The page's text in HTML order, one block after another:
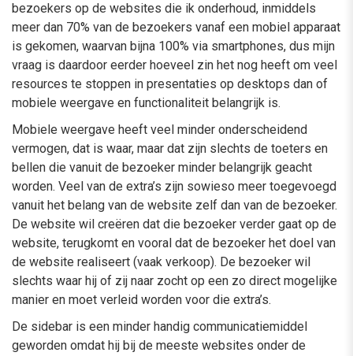
bezoekers op de websites die ik onderhoud, inmiddels
meer dan 70% van de bezoekers vanaf een mobiel apparaat
is gekomen, waarvan bijna 100% via smartphones, dus mijn
vraag is daardoor eerder hoeveel zin het nog heeft om veel
resources te stoppen in presentaties op desktops dan of
mobiele weergave en functionaliteit belangrijk is.
Mobiele weergave heeft veel minder onderscheidend
vermogen, dat is waar, maar dat zijn slechts de toeters en
bellen die vanuit de bezoeker minder belangrijk geacht
worden. Veel van de extra’s zijn sowieso meer toegevoegd
vanuit het belang van de website zelf dan van de bezoeker.
De website wil creëren dat die bezoeker verder gaat op de
website, terugkomt en vooral dat de bezoeker het doel van
de website realiseert (vaak verkoop). De bezoeker wil
slechts waar hij of zij naar zocht op een zo direct mogelijke
manier en moet verleid worden voor die extra’s.
De sidebar is een minder handig communicatiemiddel
geworden omdat hij bij de meeste websites onder de